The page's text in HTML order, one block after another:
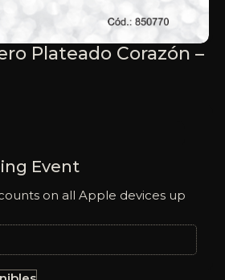
ampliar
Plateado Corazón –
Event
on all Apple devices up